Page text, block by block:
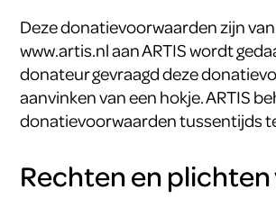
Deze donatievoorwaarden zijn
www.artis.nl aan ARTIS wordt
donateur gevraagd deze
aanvinken van een hokje. ARTIS
donatievoorwaarden tussentijds
Rechten en plichten